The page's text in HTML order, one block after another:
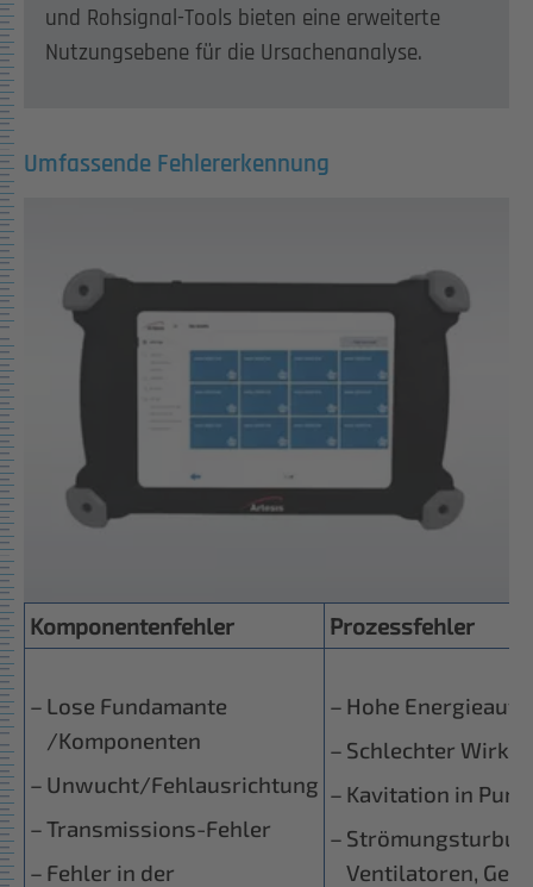
und Rohsignal-Tools bieten eine erweiterte
Nutzungsebene für die Ursachenanalyse.
Umfassende Fehlererkennung
Komponentenfehler Prozessfehler
Lose Fundamante
/Komponenten
Unwucht/Fehlausrichtung
Transmissions-Fehler
Fehler in der
Hohe
Schlechter
Kavitation in
Ventilatoren,